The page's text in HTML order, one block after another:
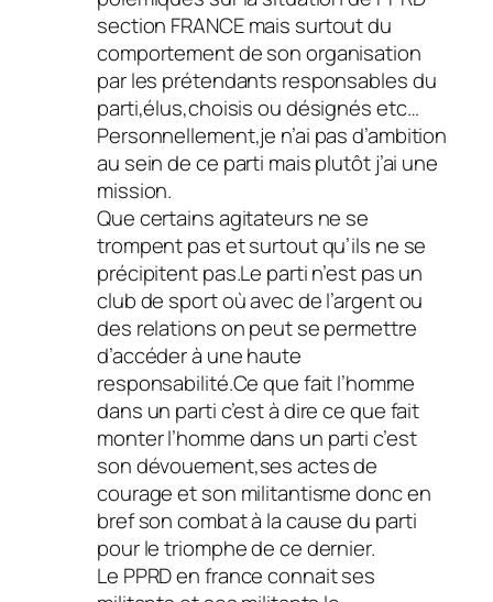
section FRANCE mais surtout du
comportement de son organisation
par les prétendants responsables du
parti,élus,choisis ou désignés etc…
Personnellement,je n’ai pas d’ambition
au sein de ce parti mais plutôt j’ai une
mission.
Que certains agitateurs ne se
trompent pas et surtout qu’ils ne se
précipitent pas.Le parti n’est pas un
club de sport où avec de l’argent ou
des relations on peut se permettre
d’accéder à une haute
responsabilité.Ce que fait l’homme
dans un parti c’est à dire ce que fait
monter l’homme dans un parti c’est
son dévouement,ses actes de
courage et son militantisme donc en
bref son combat à la cause du parti
pour le triomphe de ce dernier.
Le PPRD en france connait ses